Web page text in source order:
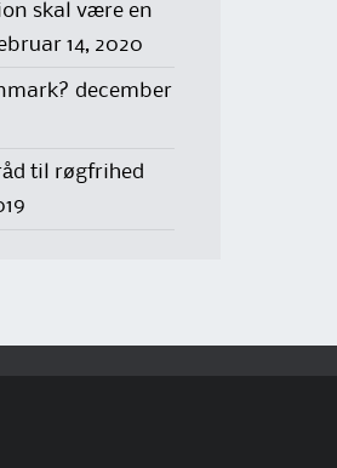
skal være en
14, 2020
december
råd til røgfrihed